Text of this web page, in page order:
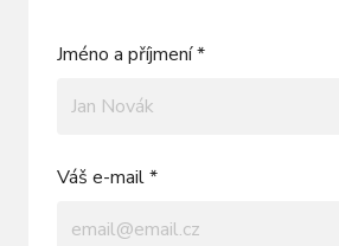
Jméno a příjmení *
Váš e-mail *